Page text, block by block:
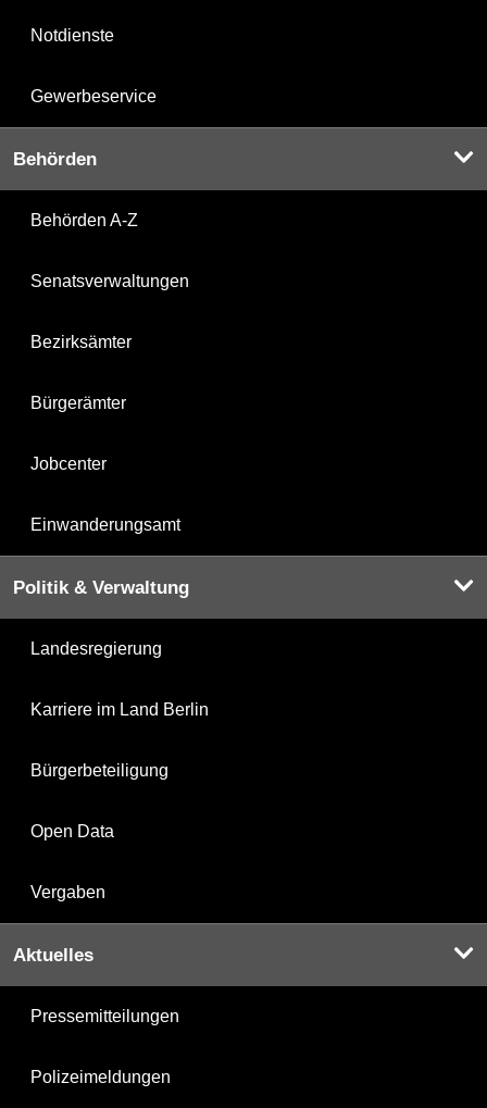
Notdienste
Gewerbeservice
Behörden
Behörden A-Z
Senatsverwaltungen
Bezirksämter
Bürgerämter
Jobcenter
Einwanderungsamt
Politik & Verwaltung
Landesregierung
Karriere im Land Berlin
Bürgerbeteiligung
Open Data
Vergaben
Aktuelles
Pressemitteilungen
Polizeimeldungen